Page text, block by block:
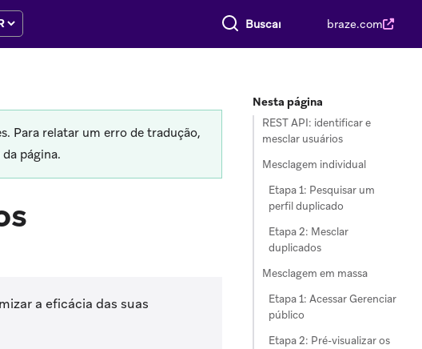
Buscar tudo braze.com
Para relatar um erro de tradução,
página.
a eficácia das suas
Nesta página
REST API: identificar e
mesclar usuários
Mesclagem individual
Etapa 1: Pesquisar um
perfil duplicado
Etapa 2: Mesclar
duplicados
Mesclagem em massa
Etapa 1: Acessar Gerenciar
público
Etapa 2: Pré-visualizar os